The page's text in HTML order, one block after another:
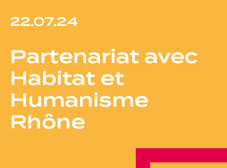
Je cherche un logement
J’ai moins de 30 ans
Je suis salarié
J’ai plus de 65 ans
22.07.24
Partenariat avec
Habitat et
Humanisme
Rhône